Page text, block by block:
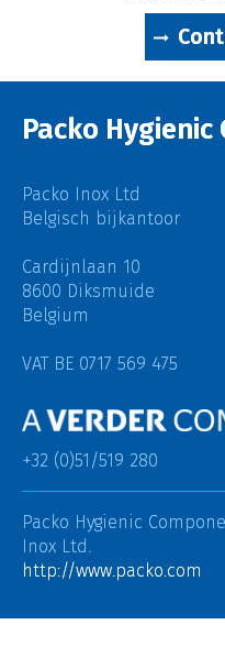
Packo
Packo Inox Ltd
Belgisch bijkantoor
Cardijnlaan 10
8600 Diksmuide
VAT BE 0717 569 475
+32 (0)51/519 280
Packo Hygienic
Inox Ltd.
http://www.packo.com